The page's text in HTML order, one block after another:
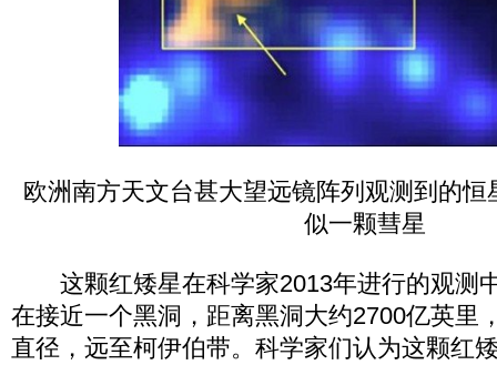
欧洲南方天文台甚大望远镜阵列观测到的恒
似一颗彗星
这颗红矮星在科学家2013年进行的观测
在接近一个黑洞，距离黑洞大约2700亿英里
直径，远至柯伊伯带。科学家们认为这颗红